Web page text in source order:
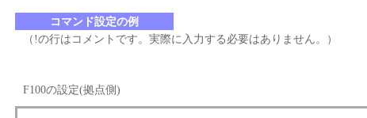
コマンド設定の例
（!の行はコメントです。実際に入力する必要はありません。）
F100の設定(拠点側)